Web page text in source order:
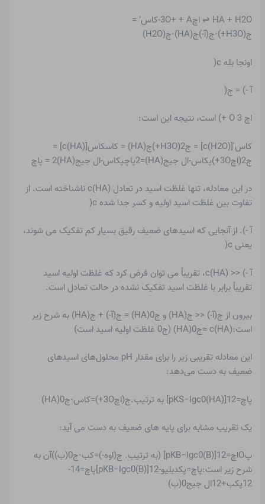
HA + H2O ⇌ اچ3O+ + A-کاس’ =
ج(H3O+)⋅ج(آ-)ج(HA)⋅ج(H2O)
اونجا بله c(
آ -) = ج(
اچ 3 O +) است، نتیجه این است:
کاس'[c(H2O)] = ج2(H3O+)ج(HA) = کاسکاس[c(HA)] =
ج2(اچ3O+)پکاس-ال جیج(HA)=2پاچپکاس-ال جیج(HA)2 = پاچ
در این معادله، تنها غلظت اسید در تعادل c(HA) ناشناخته است. از
تفاوت بین غلظت اسید اولیه و کسر جدا شده c(
آ -). از آنجایی که اسیدهای ضعیف رقیق بسیار کم تفکیک می شوند،
یعنی c(
آ -) << c(HA)، تقریباً می توان فرض کرد که غلظت اولیه اسید
تقریباً برابر با غلظت اسید تفکیک نشده در حالت تعادل است.
بیرون از ج(آ-) << ج(HA) و ج0(HA) = ج(آ-) + ج(HA) به شرح زیر
است:c(HA) ≈ج0(HA) (ج0 غلظت اولیه اسید است)
این معادله تقریبی زیر را برای مقدار pH محلول‌های اسیدهای
ضعیف به دست می‌دهد:
پاچ=12[pKS−lgc0(HA)] به ترتیب.ج(اچ3O+)=کاس⋅ج0(HA)
یک تقریب مشابه برای پایه های ضعیف به دست می آید:
پOاچ=12[pKB−lgc0(B)] (به ترتیب. ج(اوه-)=کب⋅ج0(ب))آن به
شرح زیر است:پاچ=پکدبلیو-12[pKB−lgc0(B)]پاچ=14-
12پکب+12ال جیج0(ب)